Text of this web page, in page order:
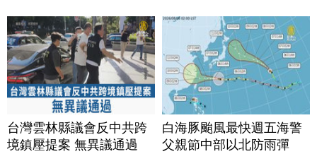
台灣雲林縣議會反中共跨
境鎮壓提案 無異議通過
白海豚颱風最快週五海警
父親節中部以北防雨彈